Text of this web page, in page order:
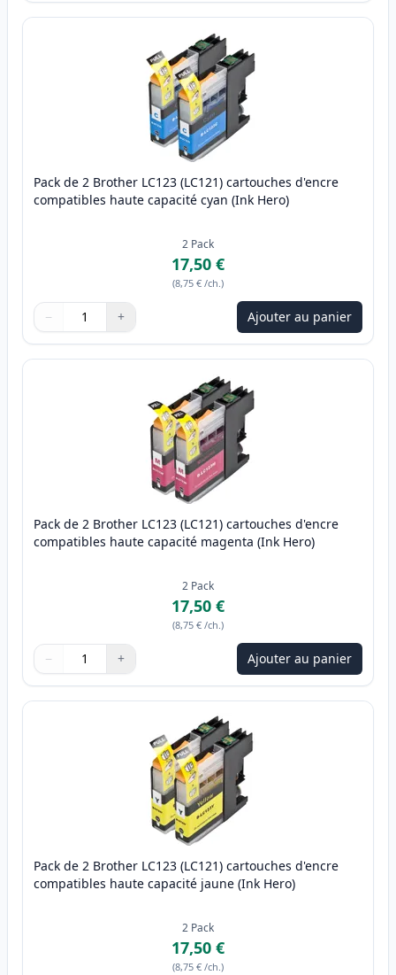
Pack de 2 Brother LC123 (LC121) cartouches d'encre
compatibles haute capacité cyan (Ink Hero)
2 Pack
17,50 €
(8,75 € /ch.)
Quantité
Utilisez les boutons pour ajuster
− +
Quantité Ajouter au panier
Pack de 2 Brother LC123 (LC121) cartouches d'encre
compatibles haute capacité magenta (Ink Hero)
2 Pack
17,50 €
(8,75 € /ch.)
Quantité
Utilisez les boutons pour ajuster
− +
Quantité Ajouter au panier
Pack de 2 Brother LC123 (LC121) cartouches d'encre
compatibles haute capacité jaune (Ink Hero)
2 Pack
17,50 €
(8,75 € /ch.)